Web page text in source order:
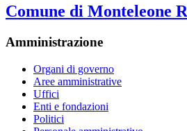
Comune di Monteleone
Amministrazione
Organi di governo
Aree amministrative
Uffici
Enti e fondazioni
Politici